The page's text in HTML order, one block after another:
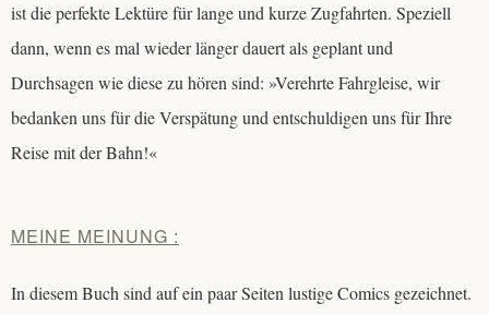
ist die perfekte Lektüre für lange und kurze Zugfahrten. Speziell
dann, wenn es mal wieder länger dauert als geplant und
Durchsagen wie diese zu hören sind: »Verehrte Fahrgleise, wir
bedanken uns für die Verspätung und entschuldigen uns für Ihre
Reise mit der Bahn!«
MEINE MEINUNG :
In diesem Buch sind auf ein paar Seiten lustige Comics gezeichnet.